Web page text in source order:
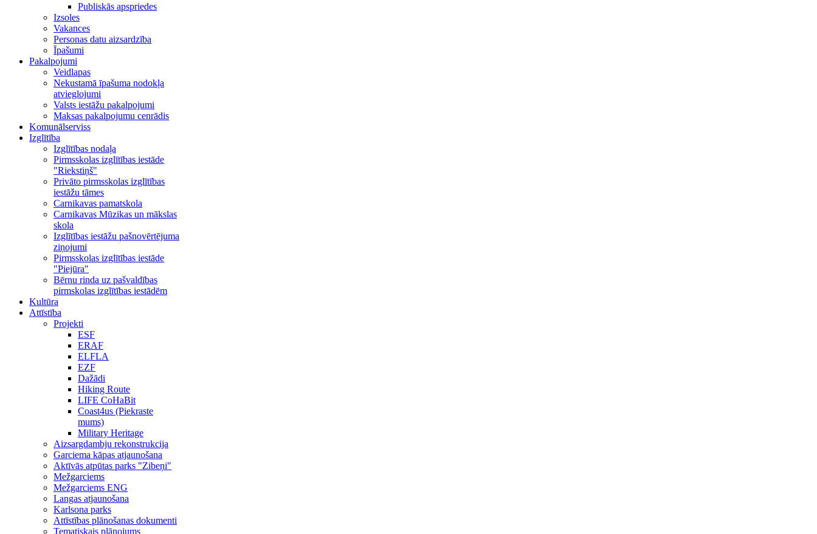
Publiskās apspriedes
Izsoles
Vakances
Personas datu aizsardzība
Īpašumi
Pakalpojumi
Veidlapas
Nekustamā īpašuma nodokļa
atvieglojumi
Valsts iestāžu pakalpojumi
Maksas pakalpojumu cenrādis
Komunālserviss
Izglītība
Izglītības nodaļa
Pirmsskolas izglītības iestāde
"Riekstiņš"
Privāto pirmsskolas izglītības
iestāžu tāmes
Carnikavas pamatskola
Carnikavas Mūzikas un mākslas
skola
Izglītības iestāžu pašnovērtējuma
ziņojumi
Pirmsskolas izglītības iestāde
"Piejūra"
Bērnu rinda uz pašvaldības
pirmskolas izglītības iestādēm
Kultūra
Attīstība
Projekti
ESF
ERAF
ELFLA
EZF
Dažādi
Hiking Route
LIFE CoHaBit
Coast4us (Piekraste
mums)
Military Heritage
Aizsargdambju rekonstrukcija
Garciema kāpas atjaunošana
Aktīvās atpūtas parks "Zibeņi"
Mežgarciems
Mežgarciems ENG
Langas atjaunošana
Karlsona parks
Attīstības plānošanas dokumenti
Tematiskais plānojums